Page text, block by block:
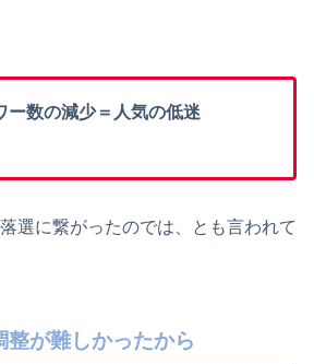
ー数の減少＝人気の低迷
選に繋がったのでは、とも言われて
が難しかったから